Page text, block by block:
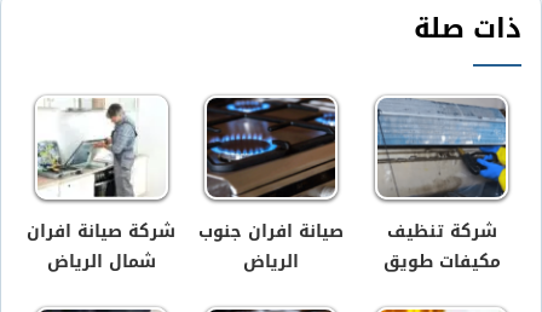
ذات صلة
شركة تنظيف
مكيفات طويق
صيانة افران جنوب
الرياض
شركة صيانة افران
شمال الرياض